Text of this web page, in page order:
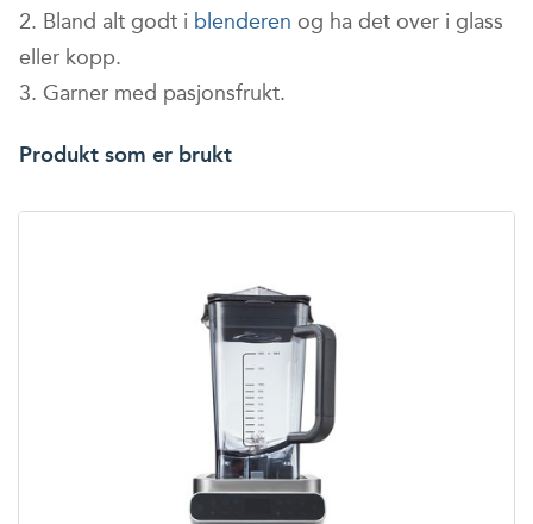
Bland alt godt i blenderen og ha det over i glass
eller kopp.
Garner med pasjonsfrukt.
Produkt som er brukt